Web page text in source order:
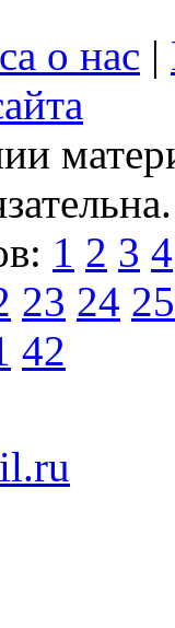
о нас |
1 2 3 4
23 24 25
42